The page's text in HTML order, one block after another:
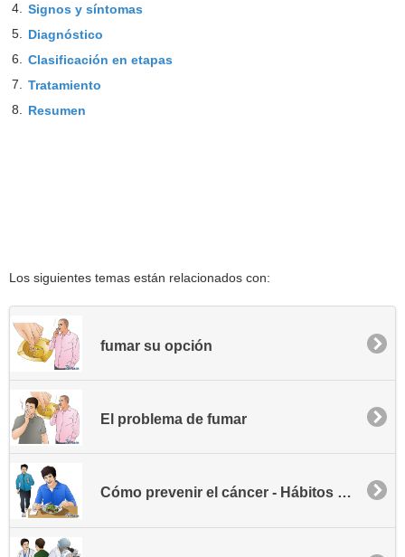
4. Signos y síntomas
5. Diagnóstico
6. Clasificación en etapas
7. Tratamiento
8. Resumen
Los siguientes temas están relacionados con:
fumar su opción
El problema de fumar
Cómo prevenir el cáncer - Hábitos para una vida sana